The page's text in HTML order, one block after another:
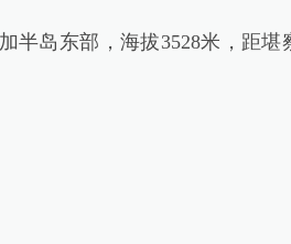
岛东部，海拔3528米，距堪